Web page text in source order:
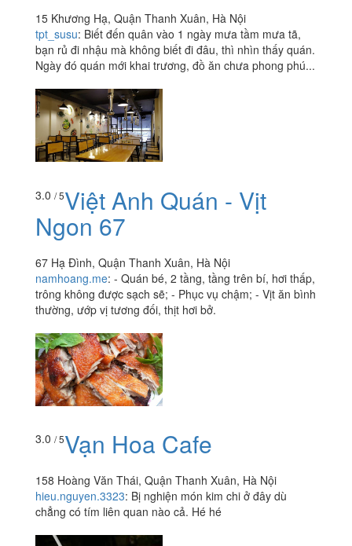
15 Khương Hạ, Quận Thanh Xuân, Hà Nội
tpt_susu: Biết đến quân vào 1 ngày mưa tầm mưa tã,
bạn rủ đi nhậu mà không biết đi đâu, thì nhìn thấy quán.
Ngày đó quán mới khai trương, đồ ăn chưa phong phú...
3.0 / 5Việt Anh Quán - Vịt
Ngon 67
67 Hạ Đình, Quận Thanh Xuân, Hà Nội
namhoang.me: - Quán bé, 2 tầng, tầng trên bí, hơi thấp,
trông không được sạch sẽ; - Phục vụ chậm; - Vịt ăn bình
thường, ướp vị tương đối, thịt hơi bở.
3.0 / 5Vạn Hoa Cafe
158 Hoàng Văn Thái, Quận Thanh Xuân, Hà Nội
hieu.nguyen.3323: Bị nghiện món kim chi ở đây dù
chẳng có tím liên quan nào cả. Hé hé